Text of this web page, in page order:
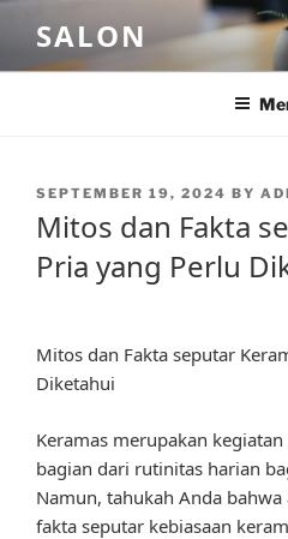
content
SALON
POSTED
SEPTEMBER 19, 2024 BY
Mitos dan Fakta
Pria yang Perlu
Mitos dan Fakta seputar
Diketahui
Keramas merupakan
bagian dari rutinitas harian
Namun, tahukah Anda
fakta seputar kebiasaan